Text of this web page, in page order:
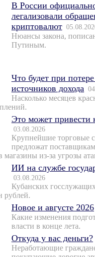
В России
легализовали
криптовалют
Нюансы закона,
Путиным.
Что будет при
источников дохода
Насколько месяцев
Это может привести
03.08.2026
Крупнейшие торговые
предложат
магазины из-за угрозы
ИИ на службе
03.08.2026
Кубанских
рублей.
Новое и августе 2026
Какие изменения
власти в конце лета.
Откуда у вас деньги?
Неработающие